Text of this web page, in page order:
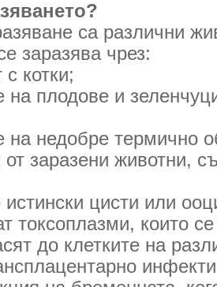
са различни
заразява чрез:
котки;
плодове и
недобре термично
от заразени животни,
цисти или
токсоплазми, които
до клетките на